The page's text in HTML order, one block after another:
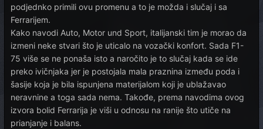
podjednko primili ovu promenu a to je možda i slučaj i sa
Ferrarijem.
Kako navodi Auto, Motor und Sport, italijanski tim je morao da
izmeni neke stvari što je uticalo na vozački konfort. Sada F1-
75 više se ne ponaša isto a naročito je to slučaj kada se ide
preko ivičnjaka jer je postojala mala praznina između poda i
šasije koja je bila ispunjena materijalom koji je ublažavao
neravnine a toga sada nema. Takođe, prema navodima ovog
izvora bolid Ferrarija je viši u odnosu na ranije što utiče na
prianjanje i balans.